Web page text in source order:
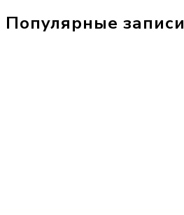
Популярные записи